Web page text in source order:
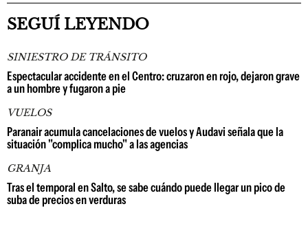
SEGUÍ LEYENDO
SINIESTRO DE TRÁNSITO
Espectacular accidente en el Centro: cruzaron en rojo, dejaron grave
a un hombre y fugaron a pie
VUELOS
Paranair acumula cancelaciones de vuelos y Audavi señala que la
situación "complica mucho" a las agencias
GRANJA
Tras el temporal en Salto, se sabe cuándo puede llegar un pico de
suba de precios en verduras